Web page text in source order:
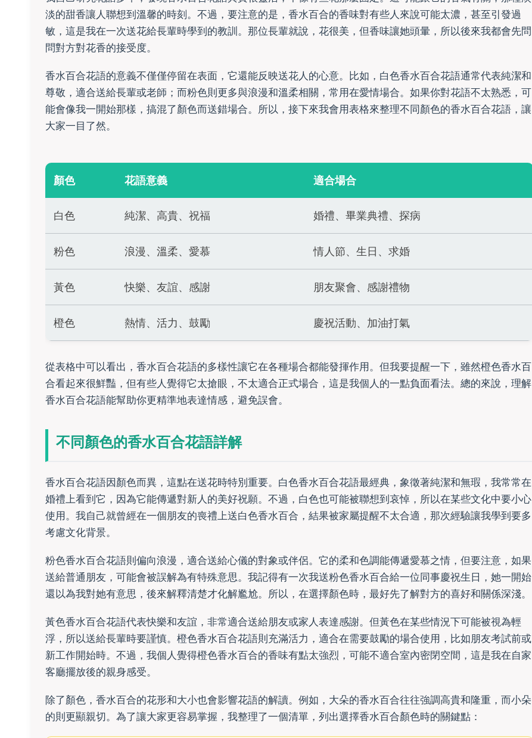
淡的甜香讓人聯想到溫馨的時刻。不過，要注意的是，香水百合的香味對有些人來說可能太濃，甚至引發過
敏，這是我在一次送花給長輩時學到的教訓。那位長輩就說，花很美，但香味讓她頭暈，所以後來我都會先問
問對方對花香的接受度。
香水百合花語的意義不僅僅停留在表面，它還能反映送花人的心意。比如，白色香水百合花語通常代表純潔和
尊敬，適合送給長輩或老師；而粉色則更多與浪漫和溫柔相關，常用在愛情場合。如果你對花語不太熟悉，可
能會像我一開始那樣，搞混了顏色而送錯場合。所以，接下來我會用表格來整理不同顏色的香水百合花語，讓
大家一目了然。
顏色 花語意義 適合場合
白色 純潔、高貴、祝福 婚禮、畢業典禮、探病
粉色 浪漫、溫柔、愛慕 情人節、生日、求婚
黃色 快樂、友誼、感謝 朋友聚會、感謝禮物
橙色 熱情、活力、鼓勵 慶祝活動、加油打氣
從表格中可以看出，香水百合花語的多樣性讓它在各種場合都能發揮作用。但我要提醒一下，雖然橙色香水百
合看起來很鮮豔，但有些人覺得它太搶眼，不太適合正式場合，這是我個人的一點負面看法。總的來說，理解
香水百合花語能幫助你更精準地表達情感，避免誤會。
不同顏色的香水百合花語詳解
香水百合花語因顏色而異，這點在送花時特別重要。白色香水百合花語最經典，象徵著純潔和無瑕，我常常在
婚禮上看到它，因為它能傳遞對新人的美好祝願。不過，白色也可能被聯想到哀悼，所以在某些文化中要小心
使用。我自己就曾經在一個朋友的喪禮上送白色香水百合，結果被家屬提醒不太合適，那次經驗讓我學到要多
考慮文化背景。
粉色香水百合花語則偏向浪漫，適合送給心儀的對象或伴侶。它的柔和色調能傳遞愛慕之情，但要注意，如果
送給普通朋友，可能會被誤解為有特殊意思。我記得有一次我送粉色香水百合給一位同事慶祝生日，她一開始
還以為我對她有意思，後來解釋清楚才化解尷尬。所以，在選擇顏色時，最好先了解對方的喜好和關係深淺。
黃色香水百合花語代表快樂和友誼，非常適合送給朋友或家人表達感謝。但黃色在某些情況下可能被視為輕
浮，所以送給長輩時要謹慎。橙色香水百合花語則充滿活力，適合在需要鼓勵的場合使用，比如朋友考試前或
新工作開始時。不過，我個人覺得橙色香水百合的香味有點太強烈，可能不適合室內密閉空間，這是我在自家
客廳擺放後的親身感受。
除了顏色，香水百合的花形和大小也會影響花語的解讀。例如，大朵的香水百合往往強調高貴和隆重，而小朵
的則更顯親切。為了讓大家更容易掌握，我整理了一個清單，列出選擇香水百合顏色時的關鍵點：